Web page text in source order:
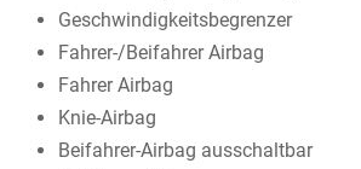
Geschwindigkeitsbegrenzer
Fahrer-/Beifahrer Airbag
Fahrer Airbag
Knie-Airbag
Beifahrer-Airbag ausschaltbar